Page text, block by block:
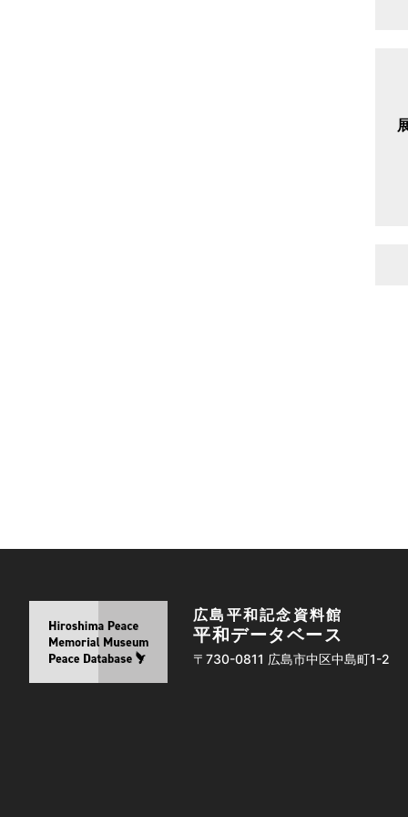
広島平和記念資料館
平和データベース
〒730-0811 広島市中区中島町1-2